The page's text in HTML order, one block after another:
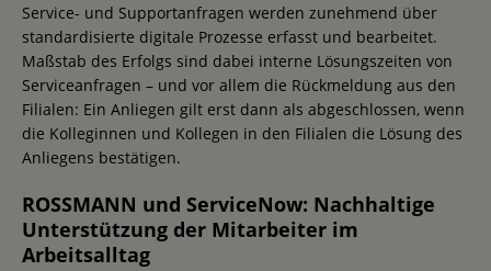
Service- und Supportanfragen werden zunehmend über
standardisierte digitale Prozesse erfasst und bearbeitet.
Maßstab des Erfolgs sind dabei interne Lösungszeiten von
Serviceanfragen – und vor allem die Rückmeldung aus den
Filialen: Ein Anliegen gilt erst dann als abgeschlossen, wenn
die Kolleginnen und Kollegen in den Filialen die Lösung des
Anliegens bestätigen.
ROSSMANN und ServiceNow: Nachhaltige
Unterstützung der Mitarbeiter im
Arbeitsalltag